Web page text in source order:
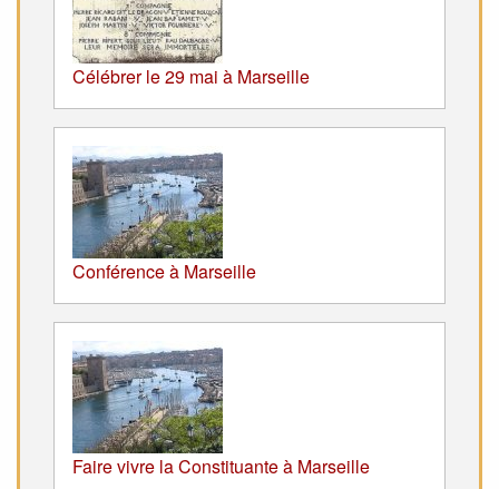
Célébrer le 29 mai à Marseille
Conférence à Marseille
Faire vivre la Constituante à Marseille